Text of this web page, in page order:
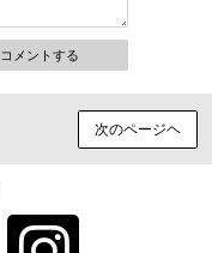
コメントする
次のページヘ